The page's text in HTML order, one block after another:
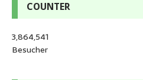
COUNTER
3,864,541
Besucher